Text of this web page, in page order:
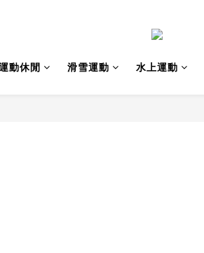
動休閒 滑雪運動 水上運動